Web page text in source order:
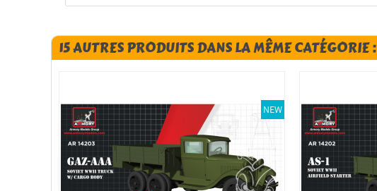
15 AUTRES PRODUITS DANS LA MÊME CATÉGORIE :
NEW